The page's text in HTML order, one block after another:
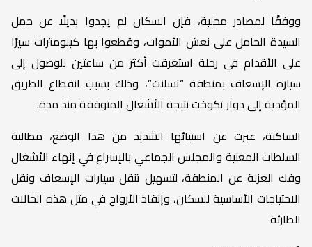
ووفقًا لمصادر محلية، فإن السكان لم يجدوا بديلًا عن حمل
السيدة الحامل على نعش الأموات، وقطعوا بها كيلومترات سيرًا
على الأقدام في رحلة استغرقت أكثر من ساعتين للوصول إلى
سيارة الإسعاف بمنطقة “تسلنت”، وذلك بسبب انقطاع الطريق
المؤدية إلى دوار تكوخت نتيجة الأشغال المتوقفة منذ مدة.
الساكنة، عبرت عن استيائها الشديد من هذا الوضع، مطالبة
السلطات المعنية والمجلس الجماعي بالإسراع في إنهاء الأشغال
وفك العزلة عن المنطقة، لتسهيل تنقل سيارات الإسعاف ونقل
الاحتياجات الأساسية للسكان، وإنقاذ الأرواح في مثل هذه الحالات
الطارئة